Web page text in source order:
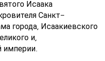
Исаака
Санкт-
города, Исаакиевского
и,
империи.